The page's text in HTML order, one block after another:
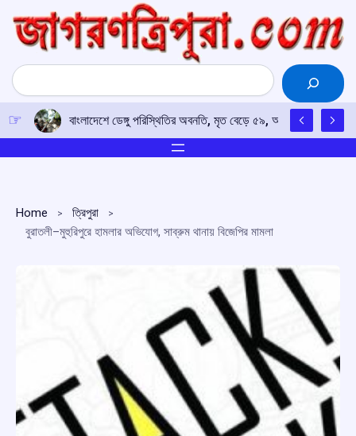
content
Search
বাংলাদেশে ডেঙ্গু পরিস্থিতির অবনতি, মৃত বেড়ে ৫৯, আক্রান্ত প্রায় ১৮
Home
ত্রিপুরা
বুরাতলী–মুহুরিপুরে হামলার অভিযোগ, সাব্রুম থানায় বিজেপির মামলা